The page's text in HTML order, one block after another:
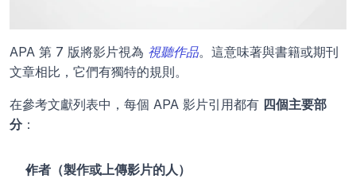
APA 第 7 版將影片視為 視聽作品。這意味著與書籍或期刊
文章相比，它們有獨特的規則。
在參考文獻列表中，每個 APA 影片引用都有 四個主要部
分：
作者（製作或上傳影片的人）